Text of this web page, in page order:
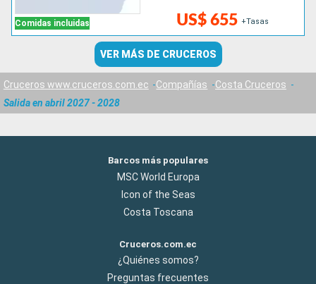
Comidas incluidas US$ 655 +Tasas
VER MÁS DE CRUCEROS
Cruceros www.cruceros.com.ec Compañías
Costa Cruceros
Salida en abril 2027 - 2028
Barcos más populares
MSC World Europa
Icon of the Seas
Costa Toscana
Cruceros.com.ec
¿Quiénes somos?
Preguntas frecuentes